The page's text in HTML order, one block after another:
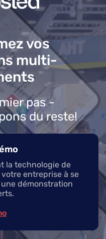
vos
multi-
pas -
du reste!
la technologie de
entreprise à se
démonstration